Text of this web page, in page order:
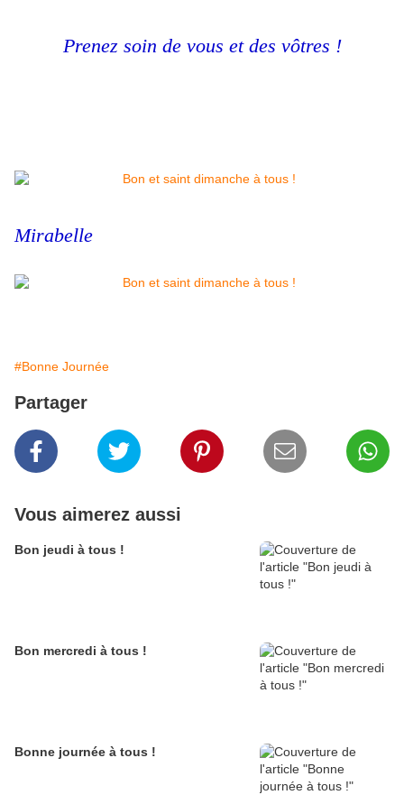
Prenez soin de vous et des vôtres !
Mirabelle
#Bonne Journée
Partager
Vous aimerez aussi
Bon jeudi à tous !
Bon mercredi à tous !
Bonne journée à tous !